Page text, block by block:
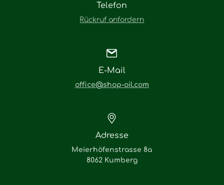
Telefon
Rückruf anfordern
E-Mail
office@shop-oil.com
Adresse
Meierhöfenstrasse 8a
8062 Kumberg